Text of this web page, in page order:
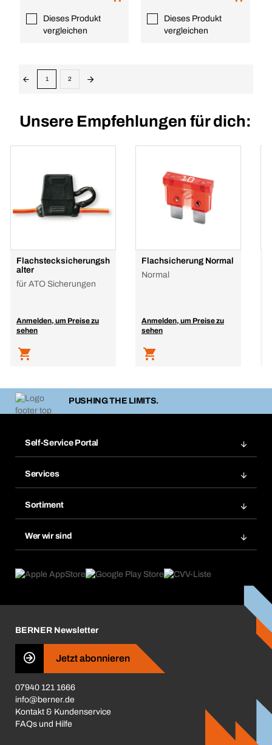
Dieses Produkt
vergleichen
Dieses Produkt
vergleichen
1 2
Unsere Empfehlungen für dich:
Flachstecksicherungsh
alter
für ATO Sicherungen
Anmelden, um Preise zu
sehen
Flachsicherung Normal
Normal
Anmelden, um Preise zu
sehen
PUSHING THE LIMITS.
Self-Service Portal
Merklisten
Nachbestellungen
Dauerauftrag
Services
Chemical Safety Management
eProcurement
Produktfinder
Sortiment
Aktionsübersicht
Wer wir sind
Was uns antreibt
Business Conduct
BERNER Newsletter
Jetzt abonnieren
07940 121 1666
info@berner.de
Kontakt & Kundenservice
FAQs und Hilfe